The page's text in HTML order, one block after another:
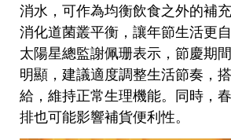
消水，可作為均衡飲食之外的補
消化道菌叢平衡，讓年節生活更自
太陽星總監謝佩珊表示，節慶期
明顯，建議適度調整生活節奏，
給，維持正常生理機能。同時，
排也可能影響補貨便利性。